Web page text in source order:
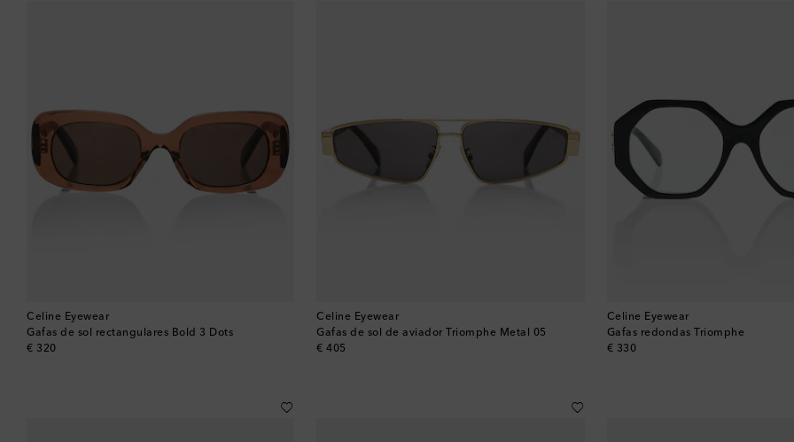
Celine Eyewear
Gafas de sol rectangulares Bold 3 Dots
€ 320
original price
Celine Eyewear
Gafas de sol de aviador Triomphe Metal 05
€ 405
original price
Celine Eyewear
Gafas redondas Triomphe
€ 330
original price